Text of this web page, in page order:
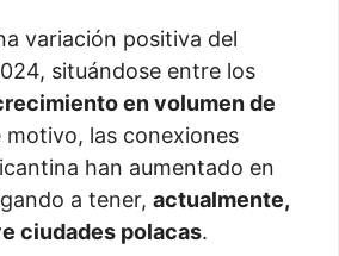
variación positiva del
situándose entre los
en volumen de
motivo, las conexiones
han aumentado en
a tener, actualmente,
ciudades polacas.